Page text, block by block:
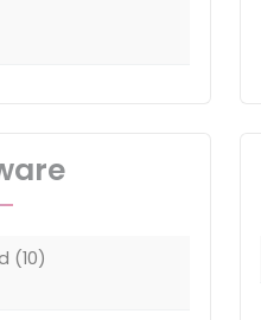
(10)